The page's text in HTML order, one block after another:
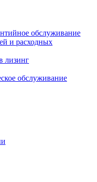
обслуживание
и расходных
лизинг
обслуживание